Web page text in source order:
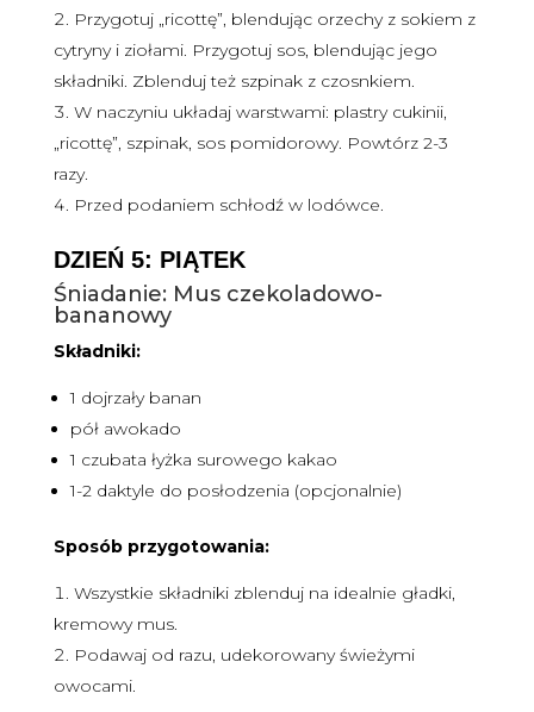
Przygotuj „ricottę”, blendując orzechy z sokiem z
cytryny i ziołami. Przygotuj sos, blendując jego
składniki. Zblenduj też szpinak z czosnkiem.
W naczyniu układaj warstwami: plastry cukinii,
„ricottę”, szpinak, sos pomidorowy. Powtórz 2-3
razy.
Przed podaniem schłodź w lodówce.
DZIEŃ 5: PIĄTEK
Śniadanie: Mus czekoladowo-
bananowy
Składniki:
1 dojrzały banan
pół awokado
1 czubata łyżka surowego kakao
1-2 daktyle do posłodzenia (opcjonalnie)
Sposób przygotowania:
Wszystkie składniki zblenduj na idealnie gładki,
kremowy mus.
Podawaj od razu, udekorowany świeżymi
owocami.